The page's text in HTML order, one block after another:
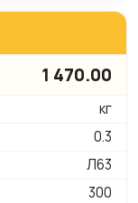
1 470.00
кг
0.3
Л63
300